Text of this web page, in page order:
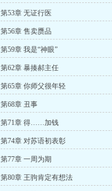
第53章 无证行医
第56章 售卖赝品
第59章 我是“神眼”
第62章 暴揍郝主任
第65章 你师父很年轻
第68章 丑事
第71章 得……加钱
第74章 对苏语初表彰
第77章 一周为期
第80章 王驹肯定有想法